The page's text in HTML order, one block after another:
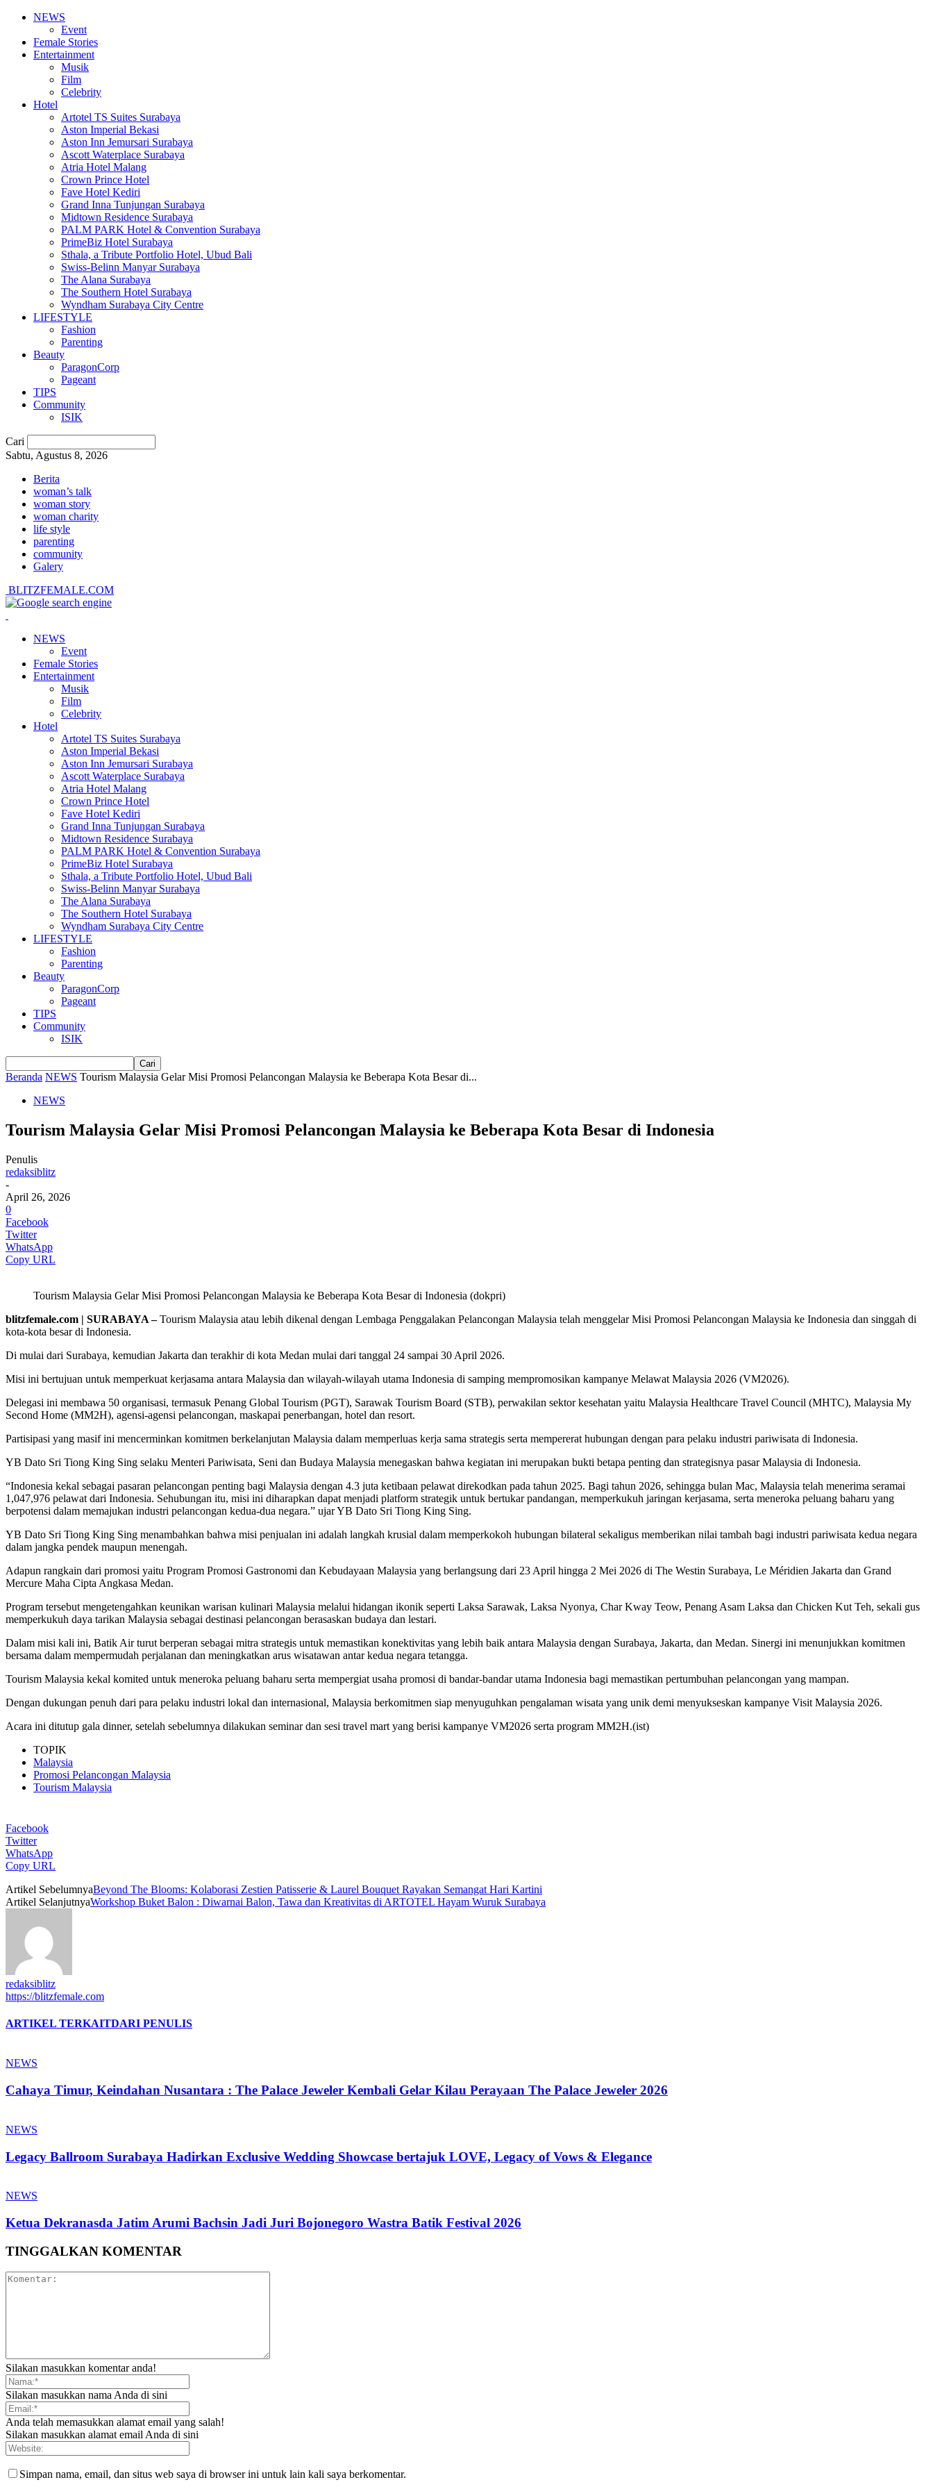
NEWS
Event
Female Stories
Entertainment
Musik
Film
Celebrity
Hotel
Artotel TS Suites Surabaya
Aston Imperial Bekasi
Aston Inn Jemursari Surabaya
Ascott Waterplace Surabaya
Atria Hotel Malang
Crown Prince Hotel
Fave Hotel Kediri
Grand Inna Tunjungan Surabaya
Midtown Residence Surabaya
PALM PARK Hotel & Convention Surabaya
PrimeBiz Hotel Surabaya
Sthala, a Tribute Portfolio Hotel, Ubud Bali
Swiss-Belinn Manyar Surabaya
The Alana Surabaya
The Southern Hotel Surabaya
Wyndham Surabaya City Centre
LIFESTYLE
Fashion
Parenting
Beauty
ParagonCorp
Pageant
TIPS
Community
ISIK
Cari
Sabtu, Agustus 8, 2026
Berita
woman’s talk
woman story
woman charity
life style
parenting
community
Galery
BLITZFEMALE.COM
NEWS
Event
Female Stories
Entertainment
Musik
Film
Celebrity
Hotel
Artotel TS Suites Surabaya
Aston Imperial Bekasi
Aston Inn Jemursari Surabaya
Ascott Waterplace Surabaya
Atria Hotel Malang
Crown Prince Hotel
Fave Hotel Kediri
Grand Inna Tunjungan Surabaya
Midtown Residence Surabaya
PALM PARK Hotel & Convention Surabaya
PrimeBiz Hotel Surabaya
Sthala, a Tribute Portfolio Hotel, Ubud Bali
Swiss-Belinn Manyar Surabaya
The Alana Surabaya
The Southern Hotel Surabaya
Wyndham Surabaya City Centre
LIFESTYLE
Fashion
Parenting
Beauty
ParagonCorp
Pageant
TIPS
Community
ISIK
Beranda NEWS Tourism Malaysia Gelar Misi Promosi Pelancongan Malaysia ke Beberapa Kota Besar di...
NEWS
Tourism Malaysia Gelar Misi Promosi Pelancongan Malaysia ke Beberapa Kota Besar di Indonesia
Penulis
redaksiblitz
-
April 26, 2026
0
Facebook
Twitter
WhatsApp
Copy URL
Tourism Malaysia Gelar Misi Promosi Pelancongan Malaysia ke Beberapa Kota Besar di Indonesia (dokpri)
blitzfemale.com | SURABAYA –Tourism Malaysia atau lebih dikenal dengan Lembaga Penggalakan Pelancongan Malaysia telah menggelar Misi Promosi Pelancongan Malaysia ke Indonesia dan singgah di
kota-kota besar di Indonesia.
Di mulai dari Surabaya, kemudian Jakarta dan terakhir di kota Medan mulai dari tanggal 24 sampai 30 April 2026.
Misi ini bertujuan untuk memperkuat kerjasama antara Malaysia dan wilayah-wilayah utama Indonesia di samping mempromosikan kampanye Melawat Malaysia 2026 (VM2026).
Delegasi ini membawa 50 organisasi, termasuk Penang Global Tourism (PGT), Sarawak Tourism Board (STB), perwakilan sektor kesehatan yaitu Malaysia Healthcare Travel Council (MHTC), Malaysia My
Second Home (MM2H), agensi-agensi pelancongan, maskapai penerbangan, hotel dan resort.
Partisipasi yang masif ini mencerminkan komitmen berkelanjutan Malaysia dalam memperluas kerja sama strategis serta mempererat hubungan dengan para pelaku industri pariwisata di Indonesia.
YB Dato Sri Tiong King Sing selaku Menteri Pariwisata, Seni dan Budaya Malaysia menegaskan bahwa kegiatan ini merupakan bukti betapa penting dan strategisnya pasar Malaysia di Indonesia.
“Indonesia kekal sebagai pasaran pelancongan penting bagi Malaysia dengan 4.3 juta ketibaan pelawat direkodkan pada tahun 2025. Bagi tahun 2026, sehingga bulan Mac, Malaysia telah menerima seramai
1,047,976 pelawat dari Indonesia. Sehubungan itu, misi ini diharapkan dapat menjadi platform strategik untuk bertukar pandangan, memperkukuh jaringan kerjasama, serta meneroka peluang baharu yang
berpotensi dalam memajukan industri pelancongan kedua-dua negara.” ujar YB Dato Sri Tiong King Sing.
YB Dato Sri Tiong King Sing menambahkan bahwa misi penjualan ini adalah langkah krusial dalam memperkokoh hubungan bilateral sekaligus memberikan nilai tambah bagi industri pariwisata kedua negara
dalam jangka pendek maupun menengah.
Adapun rangkain dari promosi yaitu Program Promosi Gastronomi dan Kebudayaan Malaysia yang berlangsung dari 23 April hingga 2 Mei 2026 di The Westin Surabaya, Le Méridien Jakarta dan Grand
Mercure Maha Cipta Angkasa Medan.
Program tersebut mengetengahkan keunikan warisan kulinari Malaysia melalui hidangan ikonik seperti Laksa Sarawak, Laksa Nyonya, Char Kway Teow, Penang Asam Laksa dan Chicken Kut Teh, sekali gus
memperkukuh daya tarikan Malaysia sebagai destinasi pelancongan berasaskan budaya dan lestari.
Dalam misi kali ini, Batik Air turut berperan sebagai mitra strategis untuk memastikan konektivitas yang lebih baik antara Malaysia dengan Surabaya, Jakarta, dan Medan. Sinergi ini menunjukkan komitmen
bersama dalam mempermudah perjalanan dan meningkatkan arus wisatawan antar kedua negara tetangga.
Tourism Malaysia kekal komited untuk meneroka peluang baharu serta mempergiat usaha promosi di bandar-bandar utama Indonesia bagi memastikan pertumbuhan pelancongan yang mampan.
Dengan dukungan penuh dari para pelaku industri lokal dan internasional, Malaysia berkomitmen siap menyuguhkan pengalaman wisata yang unik demi menyukseskan kampanye Visit Malaysia 2026.
Acara ini ditutup gala dinner, setelah sebelumnya dilakukan seminar dan sesi travel mart yang berisi kampanye VM2026 serta program MM2H.(ist)
TOPIK
Malaysia
Promosi Pelancongan Malaysia
Tourism Malaysia
Facebook
Twitter
WhatsApp
Copy URL
Artikel SebelumnyaBeyond The Blooms: Kolaborasi Zestien Patisserie & Laurel Bouquet Rayakan Semangat Hari Kartini
Artikel SelanjutnyaWorkshop Buket Balon : Diwarnai Balon, Tawa dan Kreativitas di ARTOTEL Hayam Wuruk Surabaya
redaksiblitz
https://blitzfemale.com
ARTIKEL TERKAITDARI PENULIS
NEWS
Cahaya Timur, Keindahan Nusantara : The Palace Jeweler Kembali Gelar Kilau Perayaan The Palace Jeweler 2026
NEWS
Legacy Ballroom Surabaya Hadirkan Exclusive Wedding Showcase bertajuk LOVE, Legacy of Vows & Elegance
NEWS
Ketua Dekranasda Jatim Arumi Bachsin Jadi Juri Bojonegoro Wastra Batik Festival 2026
TINGGALKAN KOMENTAR
Silakan masukkan komentar anda!
Silakan masukkan nama Anda di sini
Anda telah memasukkan alamat email yang salah!
Silakan masukkan alamat email Anda di sini
Simpan nama, email, dan situs web saya di browser ini untuk lain kali saya berkomentar.